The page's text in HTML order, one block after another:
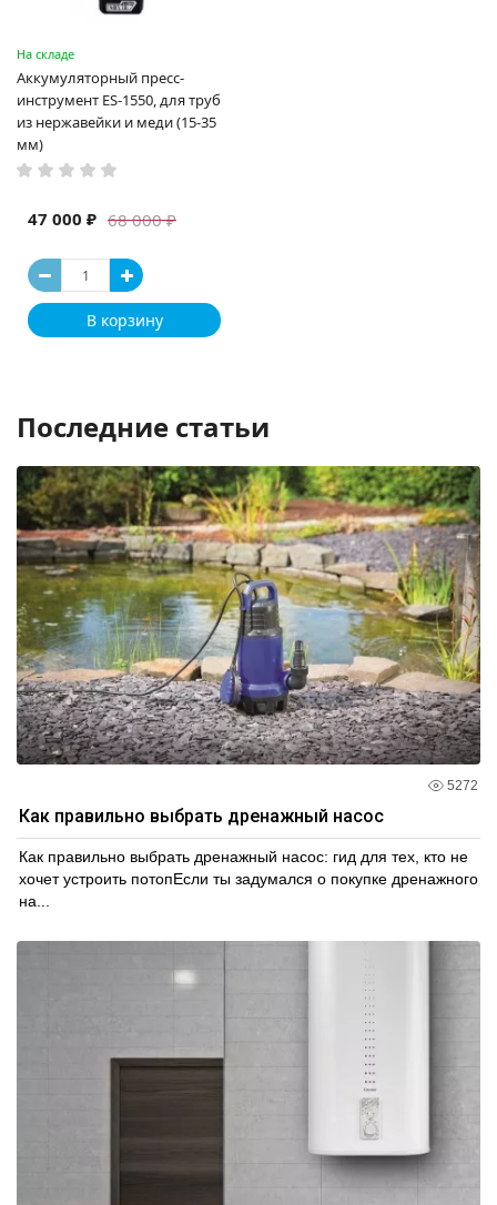
На складе
Аккумуляторный пресс-
инструмент ES-1550, для труб
из нержавейки и меди (15-35
мм)
68 000 ₽
47 000 ₽
В корзину
Последние статьи
5272
Как правильно выбрать дренажный насос
Как правильно выбрать дренажный насос: гид для тех, кто не
хочет устроить потопЕсли ты задумался о покупке дренажного
на...